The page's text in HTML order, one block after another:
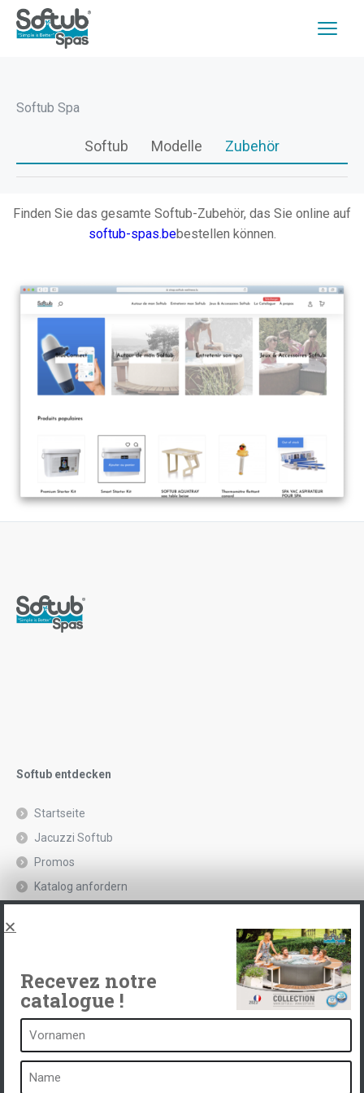
Softub Spa
Softub Modelle Zubehör
Finden Sie das gesamte Softub-Zubehör, das Sie online auf
softub-spas.bebestellen können.
Softub entdecken
Startseite
Jacuzzi Softub
Promos
Katalog anfordern
Ein Spa ist ...
Recevez notre
catalogue !